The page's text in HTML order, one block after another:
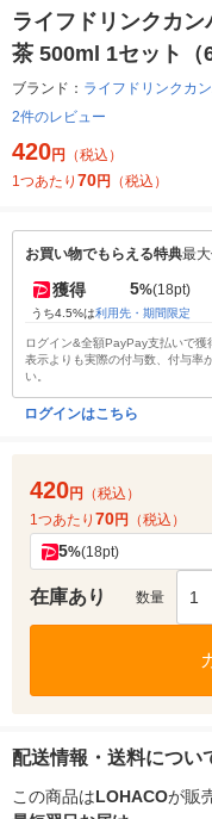
ライフドリンクカ
茶 500ml 1セット（6
ブランド： ライフドリンクカ
2件のレビュー
420円
（税込）
1つあたり 70円 （税込）
お買い物でもらえる特典最
獲得 5%(18pt)
うち4.5%は利用先・期間限定
ログイン&全額PayPay支払いで獲
表示よりも実際の付与数、付与率
い。
ログインはこちら
420円
（税込）
1つあたり 70円 （税込）
5%(18pt)
在庫あり 数量 1
配送情報・送料につい
この商品はLOHACOが販